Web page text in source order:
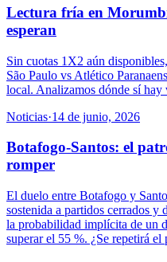
Lectura fría en
esperan
Sin cuotas 1X2 aún
São Paulo vs Atlético
local. Analizamos dónde sí hay
Noticias·14 de junio, 2026
Botafogo-Santos: el
romper
El duelo entre Botafogo y
sostenida a partidos cerrados y
la probabilidad implícita de un
superar el 55 %. ¿Se repetirá el